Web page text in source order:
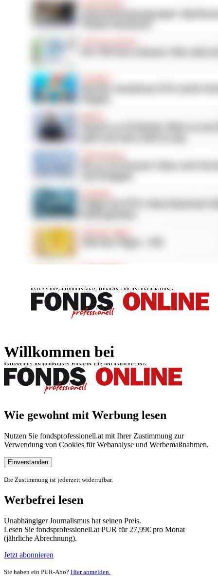
Willkommen bei
Wie gewohnt mit Werbung lesen
Nutzen Sie fondsprofessionell.at mit Ihrer Zustimmung zur
Verwendung von Cookies für Webanalyse und Werbemaßnahmen.
Einverstanden
Die Zustimmung ist jederzeit widerrufbar.
Werbefrei lesen
Unabhängiger Journalismus hat seinen Preis.
Lesen Sie fondsprofessionell.at PUR für 27,99€ pro Monat
(jährliche Abrechnung).
Jetzt abonnieren
Sie haben ein PUR-Abo? Hier anmelden.